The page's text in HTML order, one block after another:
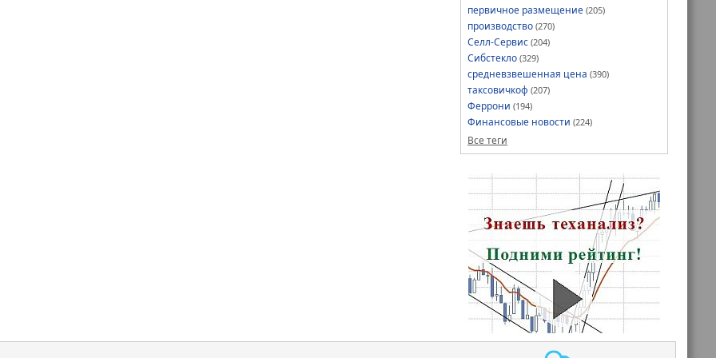
первичное размещение (205)
производство (270)
Селл-Сервис (204)
Сибстекло (329)
средневзвешенная цена (390)
таксовичкоф (207)
Феррони (194)
Финансовые новости (224)
Все теги